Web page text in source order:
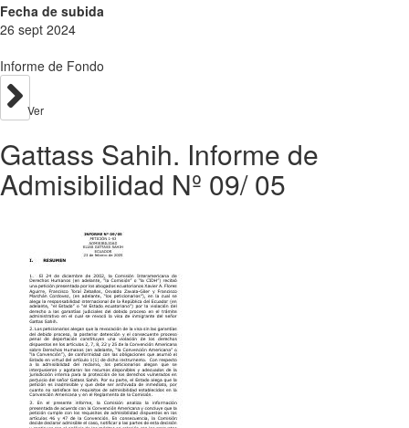
Fecha de subida
26 sept 2024
Informe de Fondo
Ver
Gattass Sahih. Informe de
Admisibilidad Nº 09/ 05